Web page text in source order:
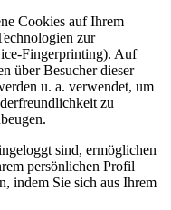
Cookies auf Ihrem
zur
Fingerprinting). Auf
über Besucher dieser
u. a. verwendet, um
zu
sind, ermöglichen
persönlichen Profil
indem Sie sich aus Ihrem